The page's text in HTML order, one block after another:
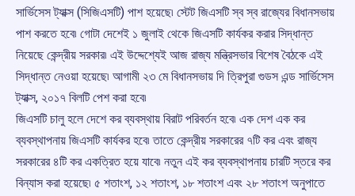
সার্ভিসেস ট্যাক্স (সিজিএসটি) পাশ হয়েছে৷ স্টেট জিএসটি স্ব স্ব রাজ্যের বিধানসভায়
পাশ করতে হবে৷ গোটা দেশেই ১ জুলাই থেকে জিএসটি কার্যকর করার সিদ্ধান্ত
নিয়েছে কেন্দ্রীয় সরকার৷ এই উদ্দেশ্যেই আজ রাজ্য মন্ত্রিসভার বিশেষ বৈঠকে এই
সিদ্ধান্ত নেওয়া হয়েছে৷ আগামী ২৩ মে বিধানসভায় দি ত্রিপুরা গুডস এন্ড সার্ভিসেস
ট্যাক্স, ২০১৭ বিলটি পেশ করা হবে৷
জিএসটি চালু হলে দেশে কর ব্যবস্থায় বিরাট পরিবর্তন হবে৷ এক দেশ এক কর
ব্যবস্থাপনায় জিএসটি কার্যকর হবে৷ তাতে কেন্দ্রীয় সরকারের ৭টি কর এবং রাজ্য
সরকারের ৪টি কর একত্রিত হয়ে যাবে৷ নতুন এই কর ব্যবস্থাপনায় চারটি স্তরে কর
বিন্যাস করা হয়েছে৷ ৫ শতাংশ, ১২ শতাংশ, ১৮ শতাংশ এবং ২৮ শতাংশ অনুপাতে